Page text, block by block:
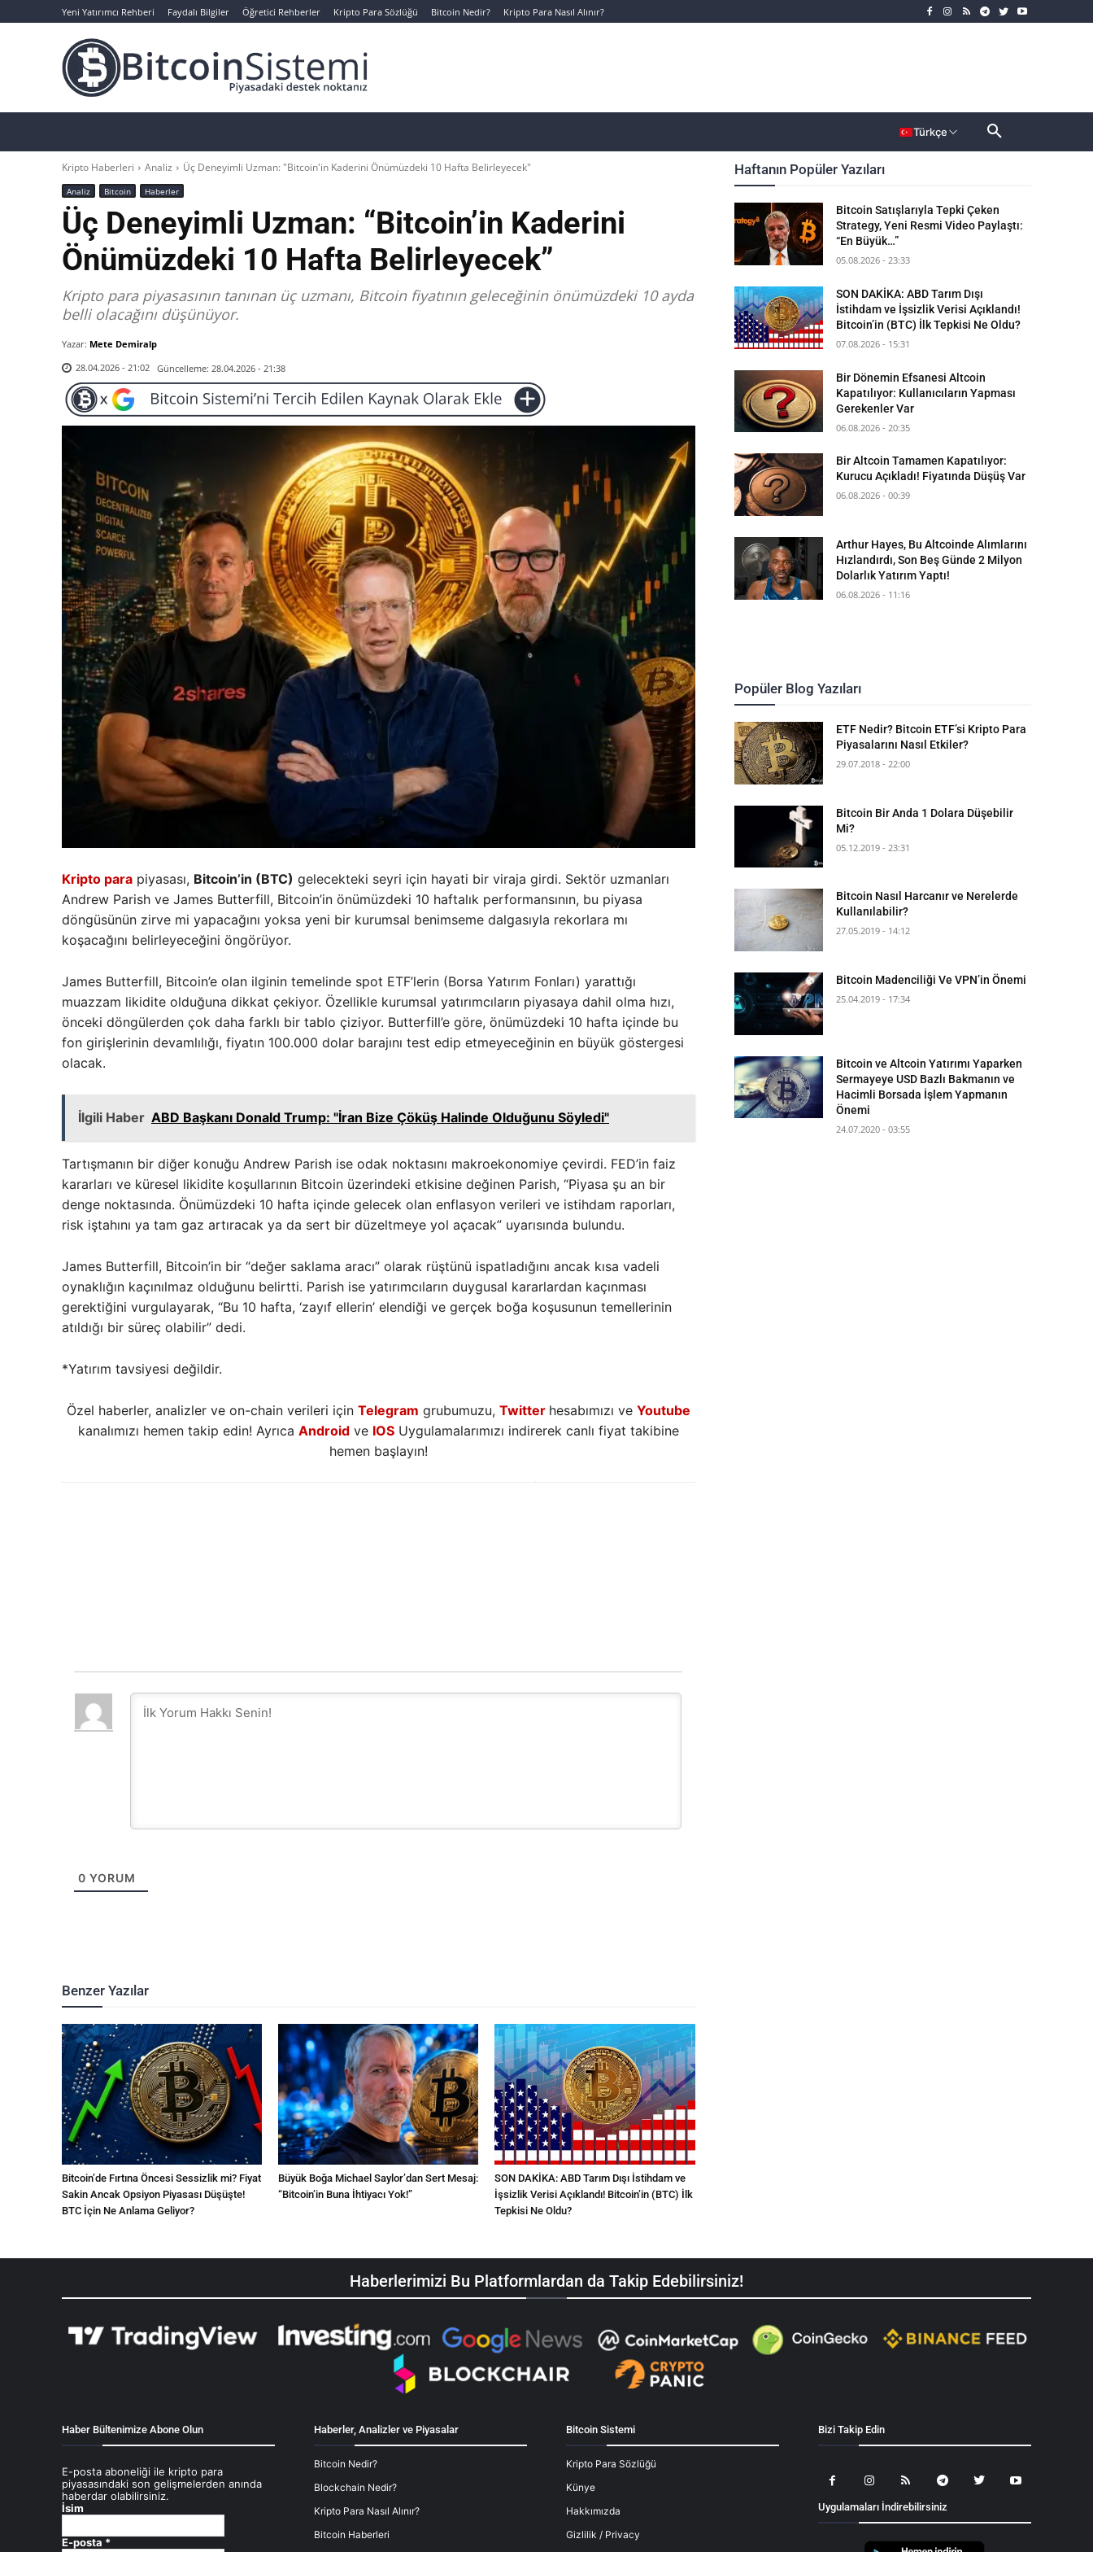
Yeni Yatırımcı Rehberi Faydalı Bilgiler Öğretici Rehberler Kripto Para Sözlüğü Bitcoin Nedir? Kripto Para Nasıl Alınır?
Türkçe
Kripto Haberleri Analiz Üç Deneyimli Uzman: "Bitcoin'in Kaderini Önümüzdeki 10 Hafta Belirleyecek"
Analiz Bitcoin Haberler
Üç Deneyimli Uzman: “Bitcoin’in Kaderini
Önümüzdeki 10 Hafta Belirleyecek”
Kripto para piyasasının tanınan üç uzmanı, Bitcoin fiyatının geleceğinin önümüzdeki 10 ayda
belli olacağını düşünüyor.
Yazar: Mete Demiralp
28.04.2026 - 21:02 Güncelleme: 28.04.2026 - 21:38
Kripto para piyasası, Bitcoin’in (BTC) gelecekteki seyri için hayati bir viraja girdi. Sektör uzmanları
Andrew Parish ve James Butterfill, Bitcoin’in önümüzdeki 10 haftalık performansının, bu piyasa
döngüsünün zirve mi yapacağını yoksa yeni bir kurumsal benimseme dalgasıyla rekorlara mı
koşacağını belirleyeceğini öngörüyor.
James Butterfill, Bitcoin’e olan ilginin temelinde spot ETF’lerin (Borsa Yatırım Fonları) yarattığı
muazzam likidite olduğuna dikkat çekiyor. Özellikle kurumsal yatırımcıların piyasaya dahil olma hızı,
önceki döngülerden çok daha farklı bir tablo çiziyor. Butterfill’e göre, önümüzdeki 10 hafta içinde bu
fon girişlerinin devamlılığı, fiyatın 100.000 dolar barajını test edip etmeyeceğinin en büyük göstergesi
olacak.
İlgili Haber ABD Başkanı Donald Trump: "İran Bize Çöküş Halinde Olduğunu Söyledi"
Tartışmanın bir diğer konuğu Andrew Parish ise odak noktasını makroekonomiye çevirdi. FED’in faiz
kararları ve küresel likidite koşullarının Bitcoin üzerindeki etkisine değinen Parish, “Piyasa şu an bir
denge noktasında. Önümüzdeki 10 hafta içinde gelecek olan enflasyon verileri ve istihdam raporları,
risk iştahını ya tam gaz artıracak ya da sert bir düzeltmeye yol açacak” uyarısında bulundu.
James Butterfill, Bitcoin’in bir “değer saklama aracı” olarak rüştünü ispatladığını ancak kısa vadeli
oynaklığın kaçınılmaz olduğunu belirtti. Parish ise yatırımcıların duygusal kararlardan kaçınması
gerektiğini vurgulayarak, “Bu 10 hafta, ‘zayıf ellerin’ elendiği ve gerçek boğa koşusunun temellerinin
atıldığı bir süreç olabilir” dedi.
*Yatırım tavsiyesi değildir.
Özel haberler, analizler ve on-chain verileri için Telegram grubumuzu, Twitter hesabımızı ve Youtube
kanalımızı hemen takip edin! Ayrıca Androidve IOSUygulamalarımızı indirerek canlı fiyat takibine
hemen başlayın!
0 YORUM
Benzer Yazılar
Bitcoin’de Fırtına Öncesi Sessizlik mi? Fiyat
Sakin Ancak Opsiyon Piyasası Düşüşte!
BTC İçin Ne Anlama Geliyor?
Büyük Boğa Michael Saylor’dan Sert Mesaj:
“Bitcoin’in Buna İhtiyacı Yok!”
SON DAKİKA: ABD Tarım Dışı İstihdam ve
İşsizlik Verisi Açıklandı! Bitcoin’in (BTC) İlk
Tepkisi Ne Oldu?
Haftanın Popüler Yazıları
Bitcoin Satışlarıyla Tepki Çeken
Strategy, Yeni Resmi Video Paylaştı:
“En Büyük…”
05.08.2026 - 23:33
SON DAKİKA: ABD Tarım Dışı
İstihdam ve İşsizlik Verisi Açıklandı!
Bitcoin’in (BTC) İlk Tepkisi Ne Oldu?
07.08.2026 - 15:31
Bir Dönemin Efsanesi Altcoin
Kapatılıyor: Kullanıcıların Yapması
Gerekenler Var
06.08.2026 - 20:35
Bir Altcoin Tamamen Kapatılıyor:
Kurucu Açıkladı! Fiyatında Düşüş Var
06.08.2026 - 00:39
Arthur Hayes, Bu Altcoinde Alımlarını
Hızlandırdı, Son Beş Günde 2 Milyon
Dolarlık Yatırım Yaptı!
06.08.2026 - 11:16
Popüler Blog Yazıları
ETF Nedir? Bitcoin ETF’si Kripto Para
Piyasalarını Nasıl Etkiler?
29.07.2018 - 22:00
Bitcoin Bir Anda 1 Dolara Düşebilir
Mi?
05.12.2019 - 23:31
Bitcoin Nasıl Harcanır ve Nerelerde
Kullanılabilir?
27.05.2019 - 14:12
Bitcoin Madenciliği Ve VPN’in Önemi
25.04.2019 - 17:34
Bitcoin ve Altcoin Yatırımı Yaparken
Sermayeye USD Bazlı Bakmanın ve
Hacimli Borsada İşlem Yapmanın
Önemi
24.07.2020 - 03:55
Haberlerimizi Bu Platformlardan da Takip Edebilirsiniz!
Haber Bültenimize Abone Olun
E-posta aboneliği ile kripto para
piyasasındaki son gelişmelerden anında
haberdar olabilirsiniz.
İsim
E-posta *
Haberler, Analizler ve Piyasalar
Bitcoin Nedir?
Blockchain Nedir?
Kripto Para Nasıl Alınır?
Bitcoin Haberleri
Bitcoin Sistemi
Kripto Para Sözlüğü
Künye
Hakkımızda
Gizlilik / Privacy
Bizi Takip Edin
Uygulamaları İndirebilirsiniz